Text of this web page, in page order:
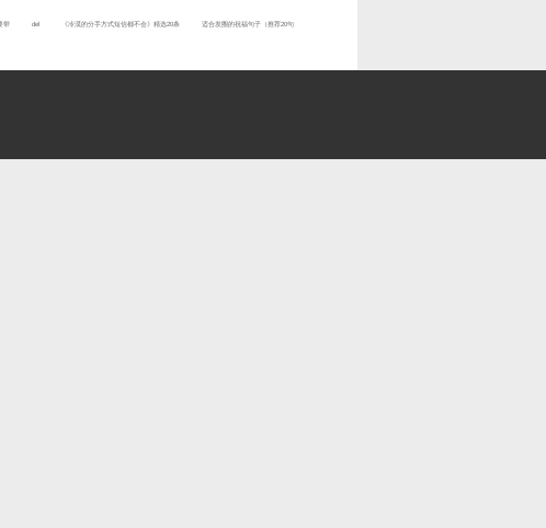
带 del 《冷漠的分手方式短信都不会》精选20条 适合发圈的祝福句子（推荐20句